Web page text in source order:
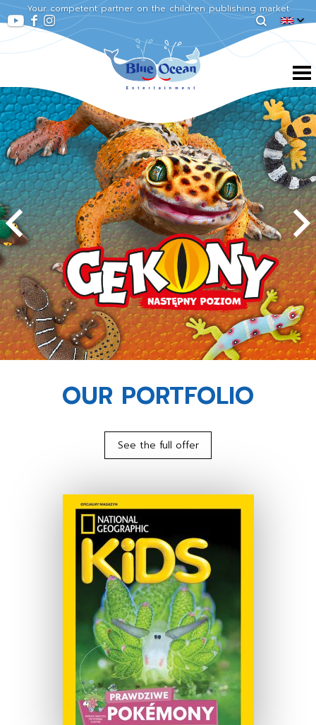
Your competent partner on the children publishing market
OUR PORTFOLIO
See the full offer